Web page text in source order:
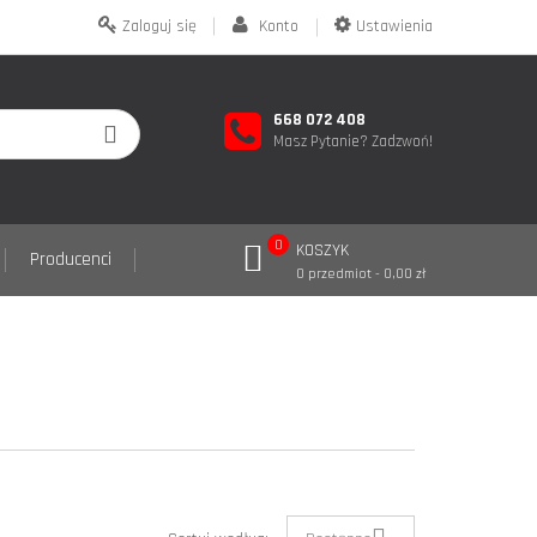
Ustawienia
Konto
Zaloguj się
668 072 408
Masz Pytanie? Zadzwoń!
KOSZYK
0 przedmiot - 0,00 zł
0
Producenci